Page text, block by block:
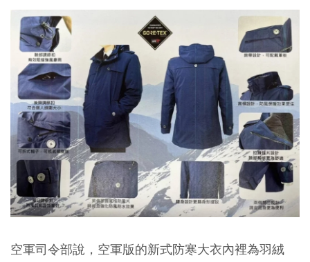
空軍司令部說，空軍版的新式防寒大衣內裡為羽絨